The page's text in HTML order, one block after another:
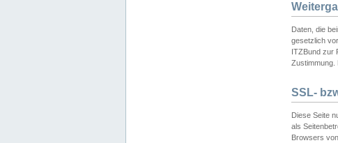
Daten, die
gesetzlich
ITZBund zur
Zustimmung.
SSL-
Diese Seite
als
Browsers